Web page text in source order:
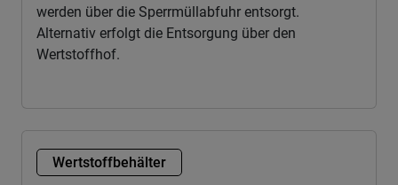
werden über die Sperrmüllabfuhr entsorgt.
Alternativ erfolgt die Entsorgung über den
Wertstoffhof.
Wertstoffbehälter